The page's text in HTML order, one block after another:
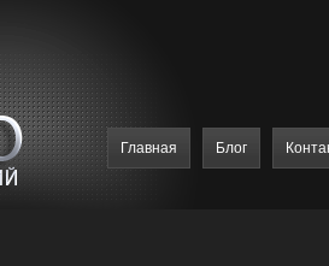
Главная Блог